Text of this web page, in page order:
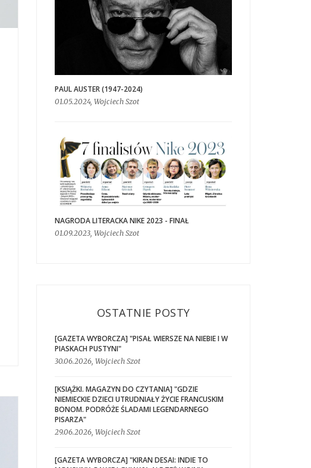
PAUL AUSTER (1947-2024)
01.05.2024, Wojciech Szot
NAGRODA LITERACKA NIKE 2023 - FINAŁ
01.09.2023, Wojciech Szot
OSTATNIE POSTY
[GAZETA WYBORCZA] "PISAŁ WIERSZE NA NIEBIE I W
PIASKACH PUSTYNI"
30.06.2026, Wojciech Szot
[KSIĄŻKI. MAGAZYN DO CZYTANIA] "GDZIE
NIEMIECKIE DZIECI UTRUDNIAŁY ŻYCIE FRANCUSKIM
BONOM. PODRÓŻE ŚLADAMI LEGENDARNEGO
PISARZA"
29.06.2026, Wojciech Szot
[GAZETA WYBORCZA] "KIRAN DESAI: INDIE TO